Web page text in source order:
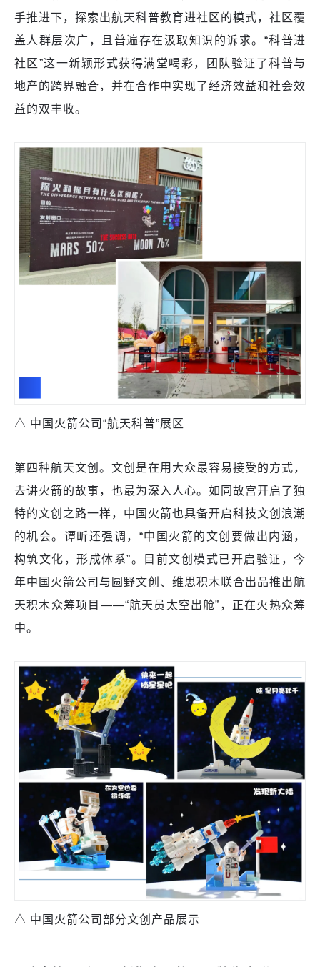
手推进下，探索出航天科普教育进社区的模式，社区覆
盖人群层次广，且普遍存在汲取知识的诉求。“科普进
社区”这一新颖形式获得满堂喝彩，团队验证了科普与
地产的跨界融合，并在合作中实现了经济效益和社会效
益的双丰收。
△ 中国火箭公司“航天科普”展区
第四种航天文创。文创是在用大众最容易接受的方式，
去讲火箭的故事，也最为深入人心。如同故宫开启了独
特的文创之路一样，中国火箭也具备开启科技文创浪潮
的机会。谭昕还强调，“中国火箭的文创要做出内涵，
构筑文化，形成体系”。目前文创模式已开启验证，今
年中国火箭公司与圆野文创、维思积木联合出品推出航
天积木众筹项目——“航天员太空出舱”，正在火热众筹
中。
△ 中国火箭公司部分文创产品展示